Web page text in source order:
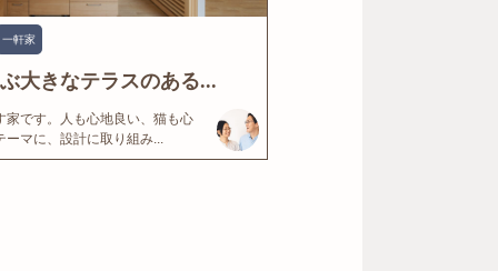
一軒家
大きなテラスのある...
家です。人も心地良い、猫も心
ーマに、設計に取り組み...